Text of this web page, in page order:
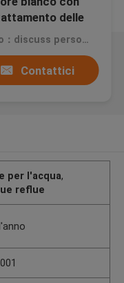
delle
Prezzo：discuss personally
Contattici
per l'acqua,
reflue